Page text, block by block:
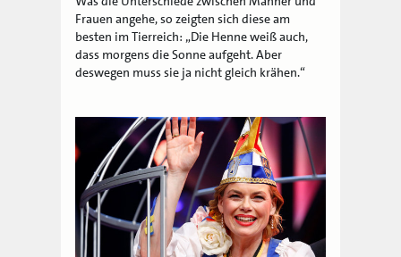
Frauen angehe, so zeigten sich diese am
besten im Tierreich: „Die Henne weiß auch,
dass morgens die Sonne aufgeht. Aber
deswegen muss sie ja nicht gleich krähen.“